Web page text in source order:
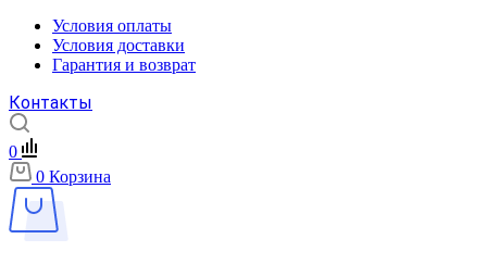
Условия оплаты
Условия доставки
Гарантия и возврат
Контакты
0
0 Корзина